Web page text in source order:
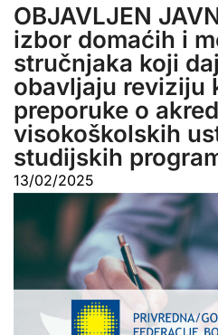
OBJAVLJEN
izbor domaćih i
stručnjaka koji
obavljaju reviziju
preporuke o
visokoškolskih
studijskih
13/02/2025